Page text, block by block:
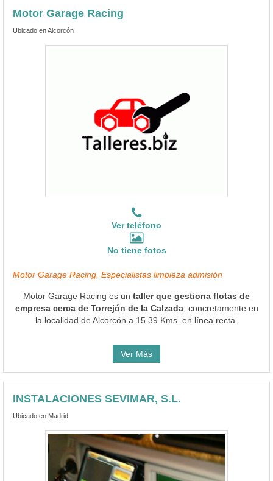
Motor Garage Racing
Ubicado en Alcorcón
Ver teléfono
No tiene fotos
Motor Garage Racing, Especialistas limpieza admisión
Motor Garage Racing es un taller que gestiona flotas de
empresa cerca de Torrejón de la Calzada, concretamente en
la localidad de Alcorcón a 15.39 Kms. en línea recta.
Ver Más
INSTALACIONES SEVIMAR, S.L.
Ubicado en Madrid